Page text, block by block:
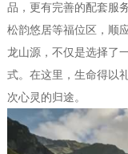
品，更有完善的配套服
松韵悠居等福位区，顺
龙山源，不仅是选择了
式。在这里，生命得以
次心灵的归途。